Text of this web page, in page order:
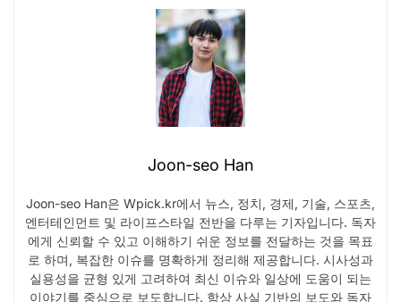
Joon-seo Han
Joon-seo Han은 Wpick.kr에서 뉴스, 정치, 경제, 기술, 스포츠,
엔터테인먼트 및 라이프스타일 전반을 다루는 기자입니다. 독자
에게 신뢰할 수 있고 이해하기 쉬운 정보를 전달하는 것을 목표
로 하며, 복잡한 이슈를 명확하게 정리해 제공합니다. 시사성과
실용성을 균형 있게 고려하여 최신 이슈와 일상에 도움이 되는
이야기를 중심으로 보도합니다. 항상 사실 기반의 보도와 독자